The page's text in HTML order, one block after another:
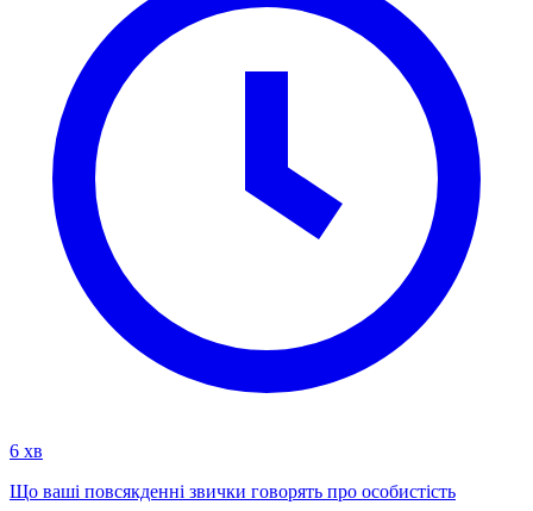
6 хв
Що ваші повсякденні звички говорять про особистість